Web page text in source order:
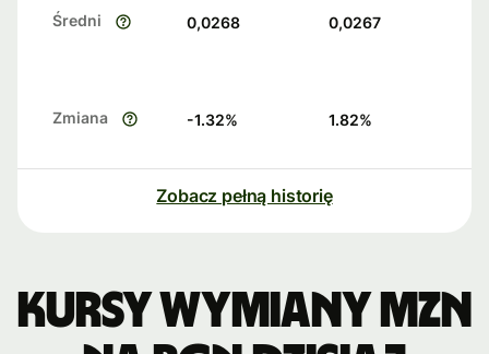
Średni 0,0268 0,0267
Zmiana -1.32% 1.82%
Zobacz pełną historię
Kursy wymiany MZN